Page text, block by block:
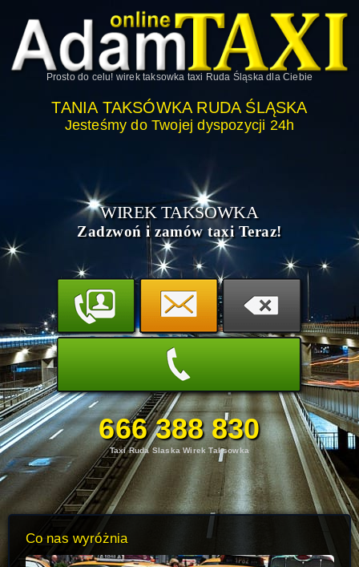
Prosto do celu! wirek taksowka taxi Ruda Śląska dla Ciebie
TANIA TAKSÓWKA RUDA ŚLĄSKA
Jesteśmy do Twojej dyspozycji 24h
WIREK TAKSOWKA
Zadzwoń i zamów taxi Teraz!
666 388 830
Taxi Ruda Slaska Wirek Taksowka
Co nas wyróżnia